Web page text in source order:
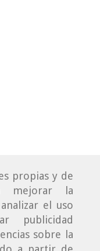
propias y de
mejorar la
el uso
publicidad
sobre la